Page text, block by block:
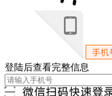
登陆后查看完整信息